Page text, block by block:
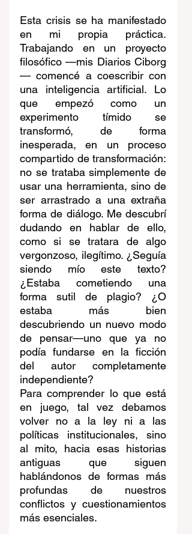
Esta crisis se ha manifestado
en mi propia práctica.
Trabajando en un proyecto
filosófico —mis Diarios Ciborg
— comencé a coescribir con
una inteligencia artificial. Lo
que empezó como un
experimento tímido se
transformó, de forma
inesperada, en un proceso
compartido de transformación:
no se trataba simplemente de
usar una herramienta, sino de
ser arrastrado a una extraña
forma de diálogo. Me descubrí
dudando en hablar de ello,
como si se tratara de algo
vergonzoso, ilegítimo. ¿Seguía
siendo mío este texto?
¿Estaba cometiendo una
forma sutil de plagio? ¿O
estaba más bien
descubriendo un nuevo modo
de pensar—uno que ya no
podía fundarse en la ficción
del autor completamente
independiente?
Para comprender lo que está
en juego, tal vez debamos
volver no a la ley ni a las
políticas institucionales, sino
al mito, hacia esas historias
antiguas que siguen
hablándonos de formas más
profundas de nuestros
conflictos y cuestionamientos
más esenciales.